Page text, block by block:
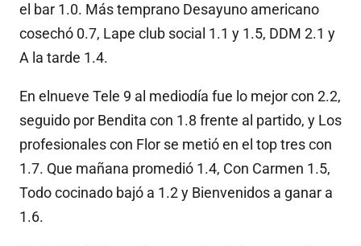
el bar 1.0. Más temprano Desayuno americano
cosechó 0.7, Lape club social 1.1 y 1.5, DDM 2.1 y
A la tarde 1.4.
En elnueve Tele 9 al mediodía fue lo mejor con 2.2,
seguido por Bendita con 1.8 frente al partido, y Los
profesionales con Flor se metió en el top tres con
1.7. Que mañana promedió 1.4, Con Carmen 1.5,
Todo cocinado bajó a 1.2 y Bienvenidos a ganar a
1.6.